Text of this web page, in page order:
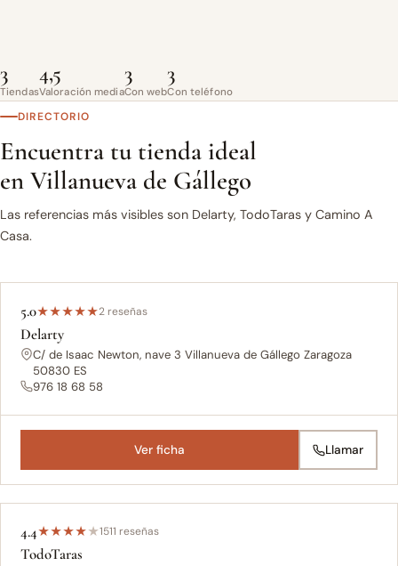
3
Tiendas
4,5
Valoración media
3
Con web
3
Con teléfono
DIRECTORIO
Encuentra tu tienda ideal
en Villanueva de Gállego
Las referencias más visibles son Delarty, TodoTaras y Camino A
Casa.
5.0★★★★★2 reseñas
Delarty
C/ de Isaac Newton, nave 3 Villanueva de Gállego Zaragoza
50830 ES
976 18 68 58
Ver ficha Llamar
4.4★★★★★1511 reseñas
TodoTaras